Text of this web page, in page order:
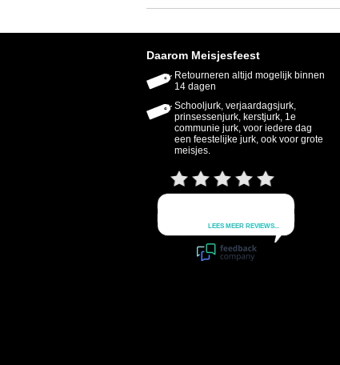
Daarom Meisjesfeest
Retourneren altijd mogelijk binnen
14 dagen
Schooljurk, verjaardagsjurk,
prinsessenjurk, kerstjurk, 1e
communie jurk, voor iedere dag
een feestelijke jurk, ook voor grote
meisjes.